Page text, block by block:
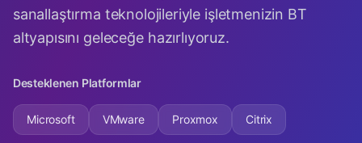
sanallaştırma teknolojileriyle işletmenizin BT
altyapısını geleceğe hazırlıyoruz.
Desteklenen Platformlar
Microsoft VMware Proxmox Citrix